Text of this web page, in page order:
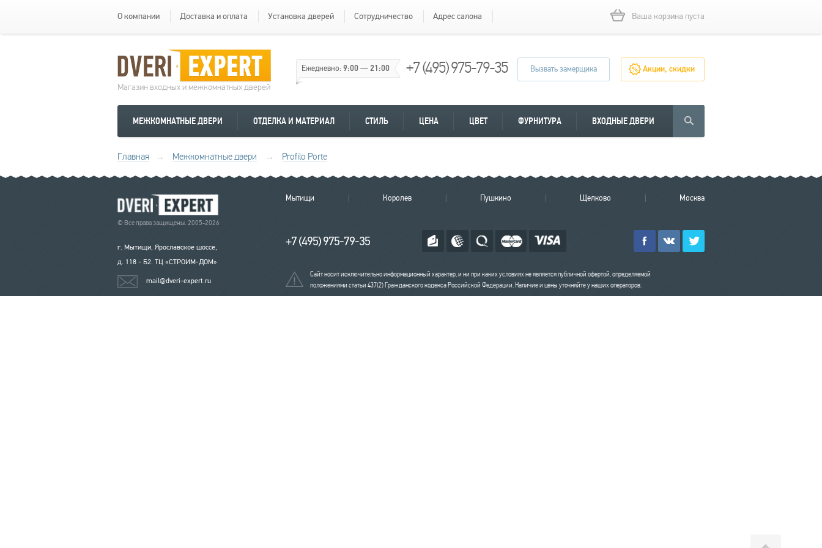
О компании Доставка и оплата Установка дверей Сотрудничество Адрес салона Ваша корзина пуста
Магазин входных и межкомнатных дверей
Ежедневно:9:00—21:00 +7 (495) 975-79-35 Вызвать замерщика Акции, скидки
МЕЖКОМНАТНЫЕ ДВЕРИ ОТДЕЛКА И МАТЕРИАЛ СТИЛЬ ЦЕНА ЦВЕТ ФУРНИТУРА ВХОДНЫЕ ДВЕРИ
Главная → Межкомнатные двери → Profilo Porte
© Все права защищены. 2005-2026
г. Мытищи, Ярославское шоссе,
д. 118 - Б2. ТЦ «СТРОИМ-ДОМ»
mail@dveri-expert.ru
Мытищи Королев Пушкино Щелково Москва
+7 (495) 975-79-35
Сайт носит исключительно информационный характер, и ни при каких условиях не является публичной офертой, определяемой
положениями статьи 437(2) Гражданского кодекса Российской Федерации. Наличие и цены уточняйте у наших операторов.